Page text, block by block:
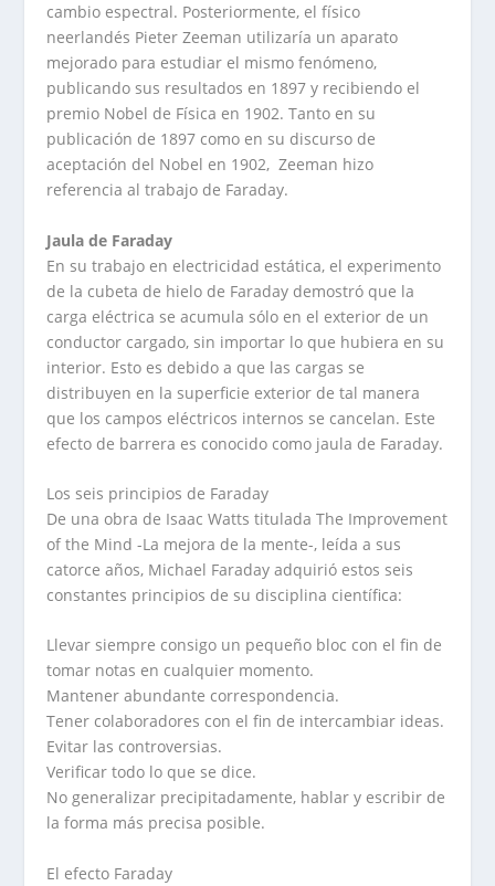
cambio espectral. Posteriormente, el físico
neerlandés Pieter Zeeman utilizaría un aparato
mejorado para estudiar el mismo fenómeno,
publicando sus resultados en 1897 y recibiendo el
premio Nobel de Física en 1902. Tanto en su
publicación de 1897 como en su discurso de
aceptación del Nobel en 1902, Zeeman hizo
referencia al trabajo de Faraday.
Jaula de Faraday
En su trabajo en electricidad estática, el experimento
de la cubeta de hielo de Faraday demostró que la
carga eléctrica se acumula sólo en el exterior de un
conductor cargado, sin importar lo que hubiera en su
interior. Esto es debido a que las cargas se
distribuyen en la superficie exterior de tal manera
que los campos eléctricos internos se cancelan. Este
efecto de barrera es conocido como jaula de Faraday.
Los seis principios de Faraday
De una obra de Isaac Watts titulada The Improvement
of the Mind -La mejora de la mente-, leída a sus
catorce años, Michael Faraday adquirió estos seis
constantes principios de su disciplina científica:
Llevar siempre consigo un pequeño bloc con el fin de
tomar notas en cualquier momento.
Mantener abundante correspondencia.
Tener colaboradores con el fin de intercambiar ideas.
Evitar las controversias.
Verificar todo lo que se dice.
No generalizar precipitadamente, hablar y escribir de
la forma más precisa posible.
El efecto Faraday